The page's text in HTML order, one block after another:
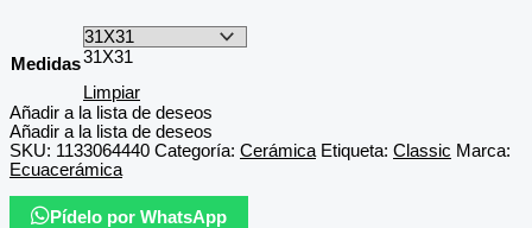
Medidas31X31
Limpiar
Añadir a la lista de deseos
Añadir a la lista de deseos
SKU: 1133064440 Categoría: Cerámica Etiqueta: Classic Marca:
Ecuacerámica
Pídelo por WhatsApp